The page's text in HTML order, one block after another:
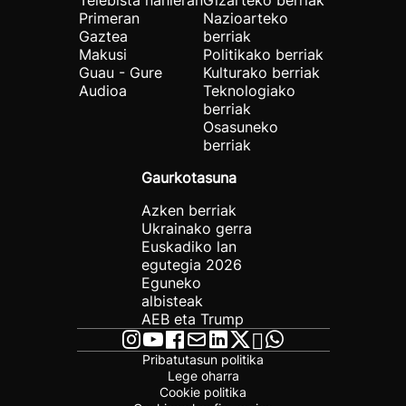
Primeran
Gaztea
Makusi
Guau - Gure
Audioa
Nazioarteko
berriak
Politikako berriak
Kulturako berriak
Teknologiako
berriak
Osasuneko
berriak
Gaurkotasuna
Azken berriak
Ukrainako gerra
Euskadiko lan
egutegia 2026
Eguneko
albisteak
AEB eta Trump
Pribatutasun politika
Lege oharra
Cookie politika